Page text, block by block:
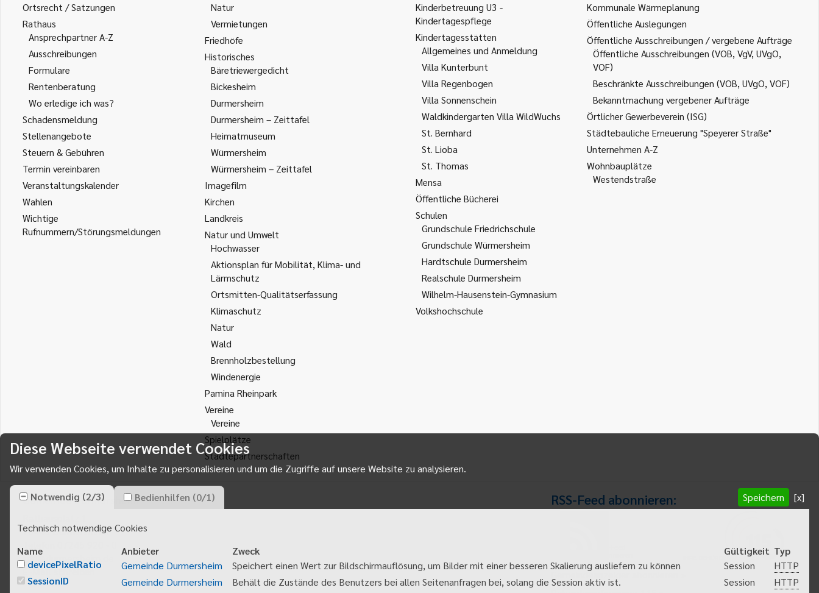
Ortsrecht / Satzungen
Rathaus
Ansprechpartner A-Z
Ausschreibungen
Formulare
Rentenberatung
Wo erledige ich was?
Schadensmeldung
Stellenangebote
Steuern & Gebühren
Termin vereinbaren
Veranstaltungskalender
Wahlen
Wichtige
Rufnummern/Störungsmeldungen
Natur
Vermietungen
Friedhöfe
Historisches
Bäretriewergedicht
Bickesheim
Durmersheim
Durmersheim – Zeittafel
Heimatmuseum
Würmersheim
Würmersheim – Zeittafel
Imagefilm
Kirchen
Landkreis
Natur und Umwelt
Hochwasser
Aktionsplan für Mobilität, Klima- und
Lärmschutz
Ortsmitten-Qualitätserfassung
Klimaschutz
Natur
Wald
Brennholzbestellung
Windenergie
Pamina Rheinpark
Vereine
Vereine
Spielplätze
Städtepartnerschaften
Kinderbetreuung U3 -
Kindertagespflege
Kindertagesstätten
Allgemeines und Anmeldung
Villa Kunterbunt
Villa Regenbogen
Villa Sonnenschein
Waldkindergarten Villa WildWuchs
St. Bernhard
St. Lioba
St. Thomas
Mensa
Öffentliche Bücherei
Schulen
Grundschule Friedrichschule
Grundschule Würmersheim
Hardtschule Durmersheim
Realschule Durmersheim
Wilhelm-Hausenstein-Gymnasium
Volkshochschule
Kommunale Wärmeplanung
Öffentliche Auslegungen
Öffentliche Ausschreibungen / vergebene Aufträge
Öffentliche Ausschreibungen (VOB, VgV, UVgO,
VOF)
Beschränkte Ausschreibungen (VOB, UVgO, VOF)
Bekanntmachung vergebener Aufträge
Örtlicher Gewerbeverein (ISG)
Städtebauliche Erneuerung "Speyerer Straße"
Unternehmen A-Z
Wohnbauplätze
Westendstraße
Gemeinde Durmersheim
76448Durmersheim
info@durmersheim.de
E-Mail schreiben
RSS-Feed abonnieren:
Gemeindeanzeiger abonnieren
Diese Webseite verwendet Cookies
Wir verwenden Cookies, um Inhalte zu personalisieren und um die Zugriffe auf unsere Website zu analysieren.
Notwendig (2/3) Bedienhilfen (0/1) Speichern [x]
Technisch notwendige Cookies
Name
Anbieter Zweck Gültigkeit Typ
devicePixelRatio
Gemeinde Durmersheim Speichert einen Wert zur Bildschirmauflösung, um Bilder mit einer besseren Skalierung ausliefern zu können Session
HTTP
SessionID
Gemeinde Durmersheim Behält die Zustände des Benutzers bei allen Seitenanfragen bei, solang die Session aktiv ist. Session
HTTP